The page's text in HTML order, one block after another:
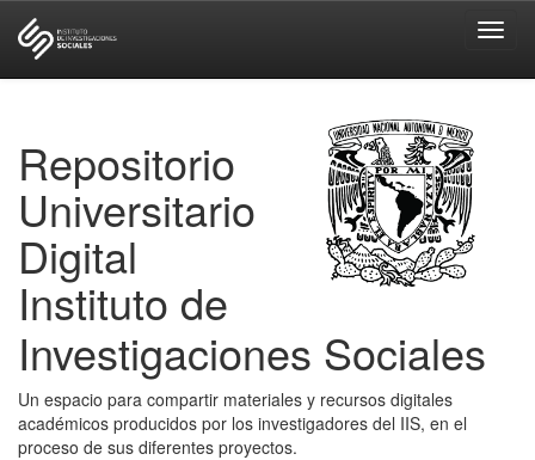
Repositorio
Universitario
Digital
Instituto de
Investigaciones Sociales
Un espacio para compartir materiales y recursos digitales
académicos producidos por los investigadores del IIS, en el
proceso de sus diferentes proyectos.